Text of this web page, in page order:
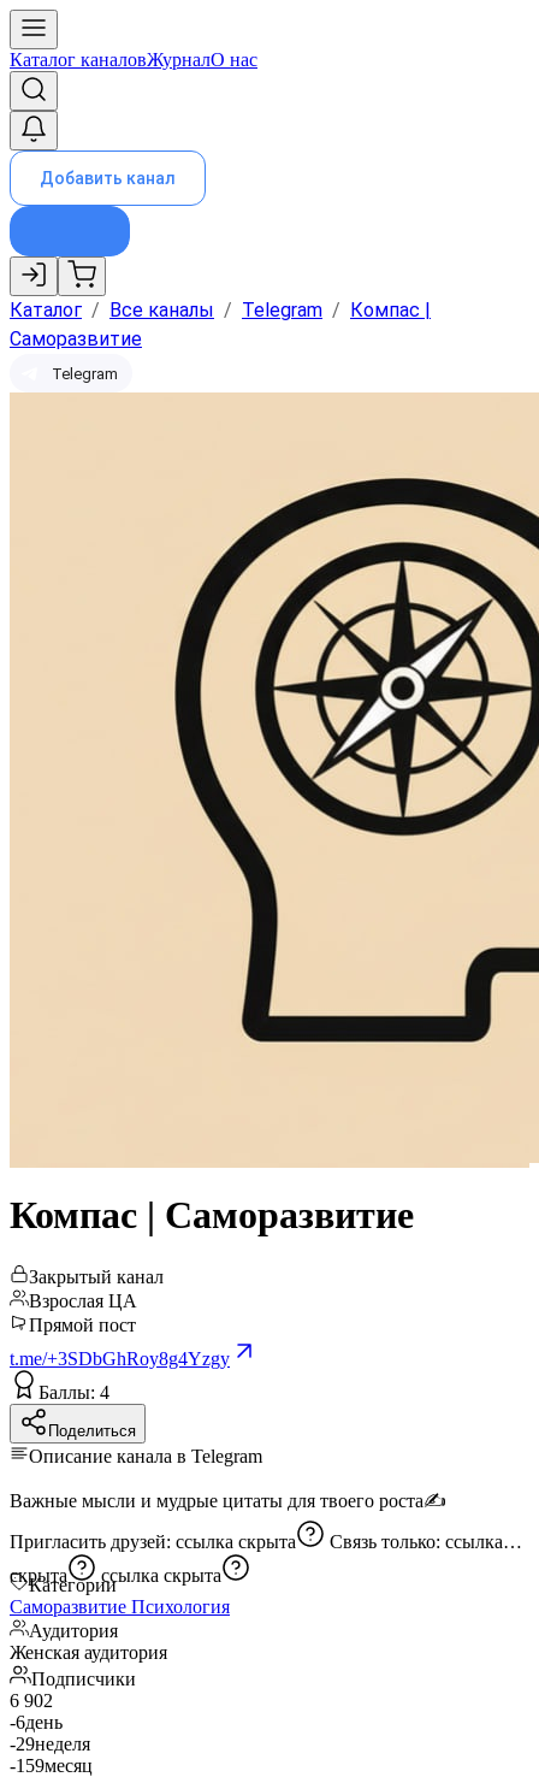
Каталог каналовЖурналО нас
Добавить канал
Каталог / Все каналы / Telegram / Компас |
Саморазвитие
Telegram
Компас | Саморазвитие
Закрытый канал
Взрослая ЦА
Прямой пост
t.me/+3SDbGhRoy8g4Yzgy
Баллы: 4
Поделиться
Описание канала в Telegram
Важные мысли и мудрые цитаты для твоего роста✍️
Пригласить друзей: ссылка скрыта Связь только: ссылка
скрыта
ссылка скрыта
Категории
Саморазвитие Психология
Аудитория
Женская аудитория
Подписчики
6 902
-6день
-29неделя
-159месяц